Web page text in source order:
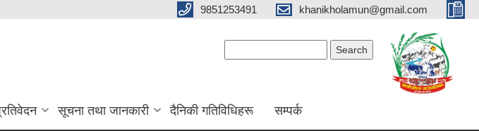
9851253491 khanikholamun@gmail.com
सूचना तथा जानकारी दैनिकी गतिविधिहरू सम्पर्क